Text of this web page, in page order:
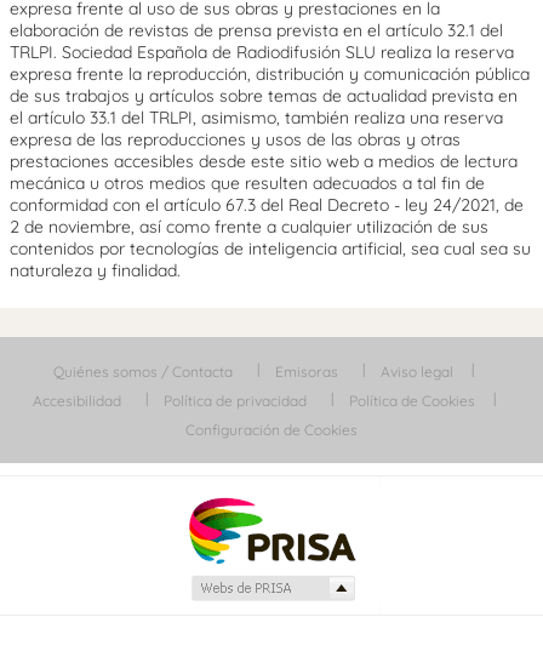
expresa frente al uso de sus obras y prestaciones en la
elaboración de revistas de prensa prevista en el artículo 32.1 del
TRLPI. Sociedad Española de Radiodifusión SLU realiza la reserva
expresa frente la reproducción, distribución y comunicación pública
de sus trabajos y artículos sobre temas de actualidad prevista en
el artículo 33.1 del TRLPI, asimismo, también realiza una reserva
expresa de las reproducciones y usos de las obras y otras
prestaciones accesibles desde este sitio web a medios de lectura
mecánica u otros medios que resulten adecuados a tal fin de
conformidad con el artículo 67.3 del Real Decreto - ley 24/2021, de
2 de noviembre, así como frente a cualquier utilización de sus
contenidos por tecnologías de inteligencia artificial, sea cual sea su
naturaleza y finalidad.
Quiénes somos / Contacta Emisoras
Aviso legal
Accesibilidad
Política de privacidad
Política de Cookies
Configuración de Cookies